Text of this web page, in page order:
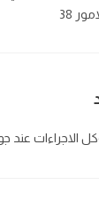
38
الاجراءات عند